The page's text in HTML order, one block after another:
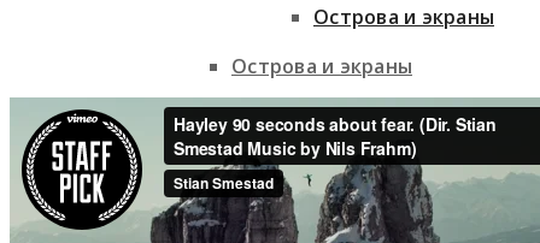
Острова и экраны
Ecophon
Острова и экраны
Ecophon
Knauf Ceiling Solutions